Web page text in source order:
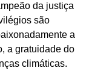
da justiça
são
a
a gratuidade do
climáticas.